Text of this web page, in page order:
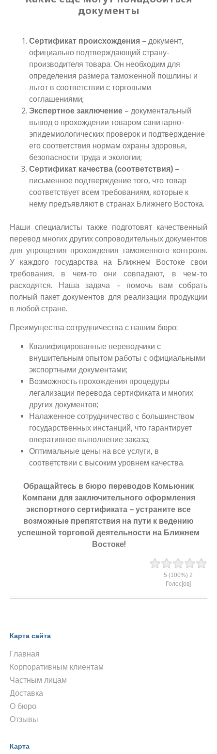
документы
Сертификат происхождения – документ,
официально подтверждающий страну-
производителя товара. Он необходим для
определения размера таможенной пошлины и
льгот в соответствии с торговыми
соглашениями;
Экспертное заключение – документальный
вывод о прохождении товаром санитарно-
эпидемиологических проверок и подтверждение
его соответствия нормам охраны здоровья,
безопасности труда и экологии;
Сертификат качества (соответствия) –
письменное подтверждение того, что товар
соответствует всем требованиям, которые к
нему предъявляют в странах Ближнего Востока.
Наши специалисты также подготовят качественный
перевод многих других сопроводительных документов
для упрощения прохождения таможенного контроля.
У каждого государства на Ближнем Востоке свои
требования, в чем-то они совпадают, в чем-то
расходятся. Наша задача – помочь вам собрать
полный пакет документов для реализации продукции
в любой стране.
Преимущества сотрудничества с нашим бюро:
Квалифицированные переводчики с
внушительным опытом работы с официальными
экспортными документами;
Возможность прохождения процедуры
легализации перевода сертификата и многих
других документов;
Налаженное сотрудничество с большинством
государственных инстанций, что гарантирует
оперативное выполнение заказа;
Оптимальные цены на все услуги, в
соответствии с высоким уровнем качества.
Обращайтесь в бюро переводов Комьюник
Компани для заключительного оформления
экспортного сертификата – устраните все
возможные препятствия на пути к ведению
успешной торговой деятельности на Ближнем
Востоке!
5 (100%) 2
Голос[ов]
Карта сайта
Главная
Корпоративным клиентам
Частным лицам
Доставка
О бюро
Отзывы
Карта